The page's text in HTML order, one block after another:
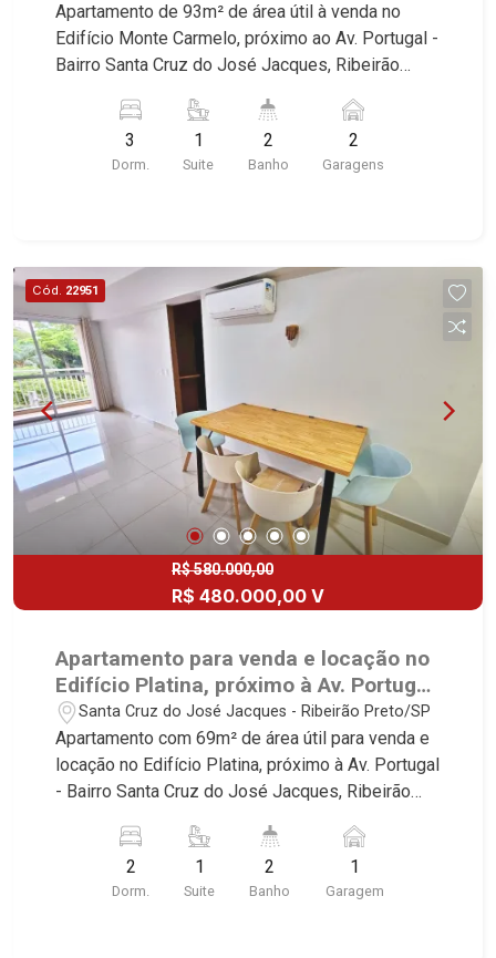
Apartamento de 93m² de área útil à venda no
Edifício Monte Carmelo, próximo ao Av. Portugal -
Bairro Santa Cruz do José Jacques, Ribeirão
imóvel que a Martinelli Imobiliária selecionou
para você: - 93m² de área útil - 3 dormitórios com
armários, sendo 1 suíte - Banheiro social - Sala 2
no mercado imobiliário desde 2000! Avenida
João Fiúsa, 1051 - Alto da Boa Vista | Ribeirão
Preto.
3
Dorm.
1
Suite
2
Banho
2
Garagens
Cód. 22951
R$ 580.000,00
R$ 480.000,00 V
Apartamento para venda e locação no
Edifício Platina, próximo à Av. Portugal
- Ribeirão Preto/SP.
Santa Cruz do José Jacques - Ribeirão Preto/SP
Apartamento com 69m² de área útil para venda e
locação no Edifício Platina, próximo à Av. Portugal
- Bairro Santa Cruz do José Jacques, Ribeirão
imóvel que a Martinelli Imobiliária selecionou
para você: - 69m² de área útil - 2 dormitórios com
armários e ar-condicionado, sendo 1 suíte -
2
Dorm.
1
Suite
2
Banho
1
Garagem